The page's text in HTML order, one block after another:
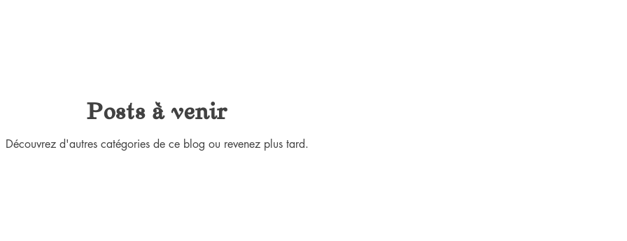
Posts à venir
Découvrez d'autres catégories de ce blog ou revenez plus tard.